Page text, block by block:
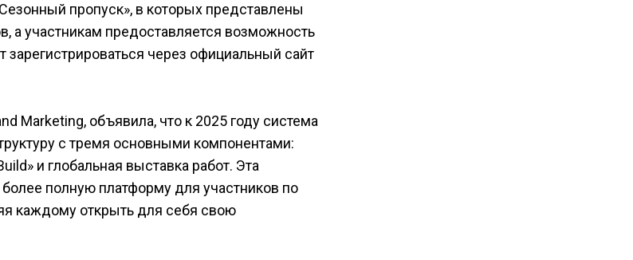
пропуск», в которых представлены
участникам предоставляется возможность
через официальный сайт
Marketing, объявила, что к 2025 году система
с тремя основными компонентами:
и глобальная выставка работ. Эта
полную платформу для участников по
каждому открыть для себя свою